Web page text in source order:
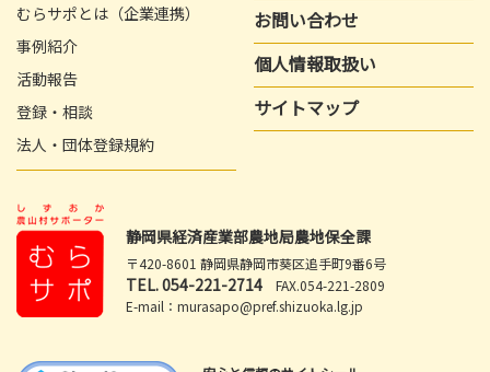
むらサポとは（企業連携）
事例紹介
活動報告
登録・相談
法人・団体登録規約
お問い合わせ
個人情報取扱い
サイトマップ
静岡県経済産業部農地局農地保全課
〒420-8601 静岡県静岡市葵区追手町9番6号
TEL.054-221-2714 FAX.054-221-2809
E-mail：murasapo@pref.shizuoka.lg.jp